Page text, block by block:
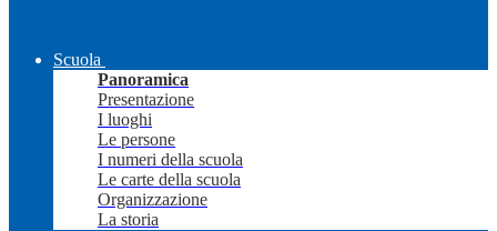
Scuola
Panoramica
Presentazione
I luoghi
Le persone
I numeri della scuola
Le carte della scuola
Organizzazione
La storia